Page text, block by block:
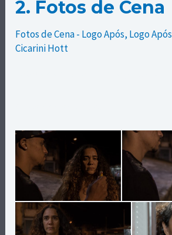
2. Fotos de Cena
Fotos de Cena - Logo Após, Logo Após
Cicarini Hott